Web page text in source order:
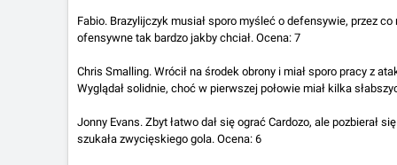
Fabio. Brazylijczyk musiał sporo myśleć o defensywie, przez
ofensywne tak bardzo jakby chciał. Ocena: 7
Chris Smalling. Wrócił na środek obrony i miał sporo pracy z
Wyglądał solidnie, choć w pierwszej połowie miał kilka
Jonny Evans. Zbyt łatwo dał się ograć Cardozo, ale pozbierał
szukała zwycięskiego gola. Ocena: 6